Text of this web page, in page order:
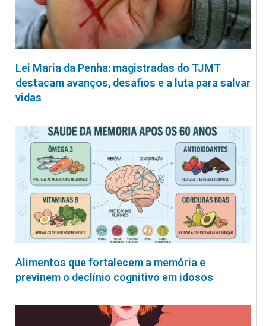
Lei Maria da Penha: magistradas do TJMT
destacam avanços, desafios e a luta para salvar
vidas
Alimentos que fortalecem a memória e
previnem o declínio cognitivo em idosos